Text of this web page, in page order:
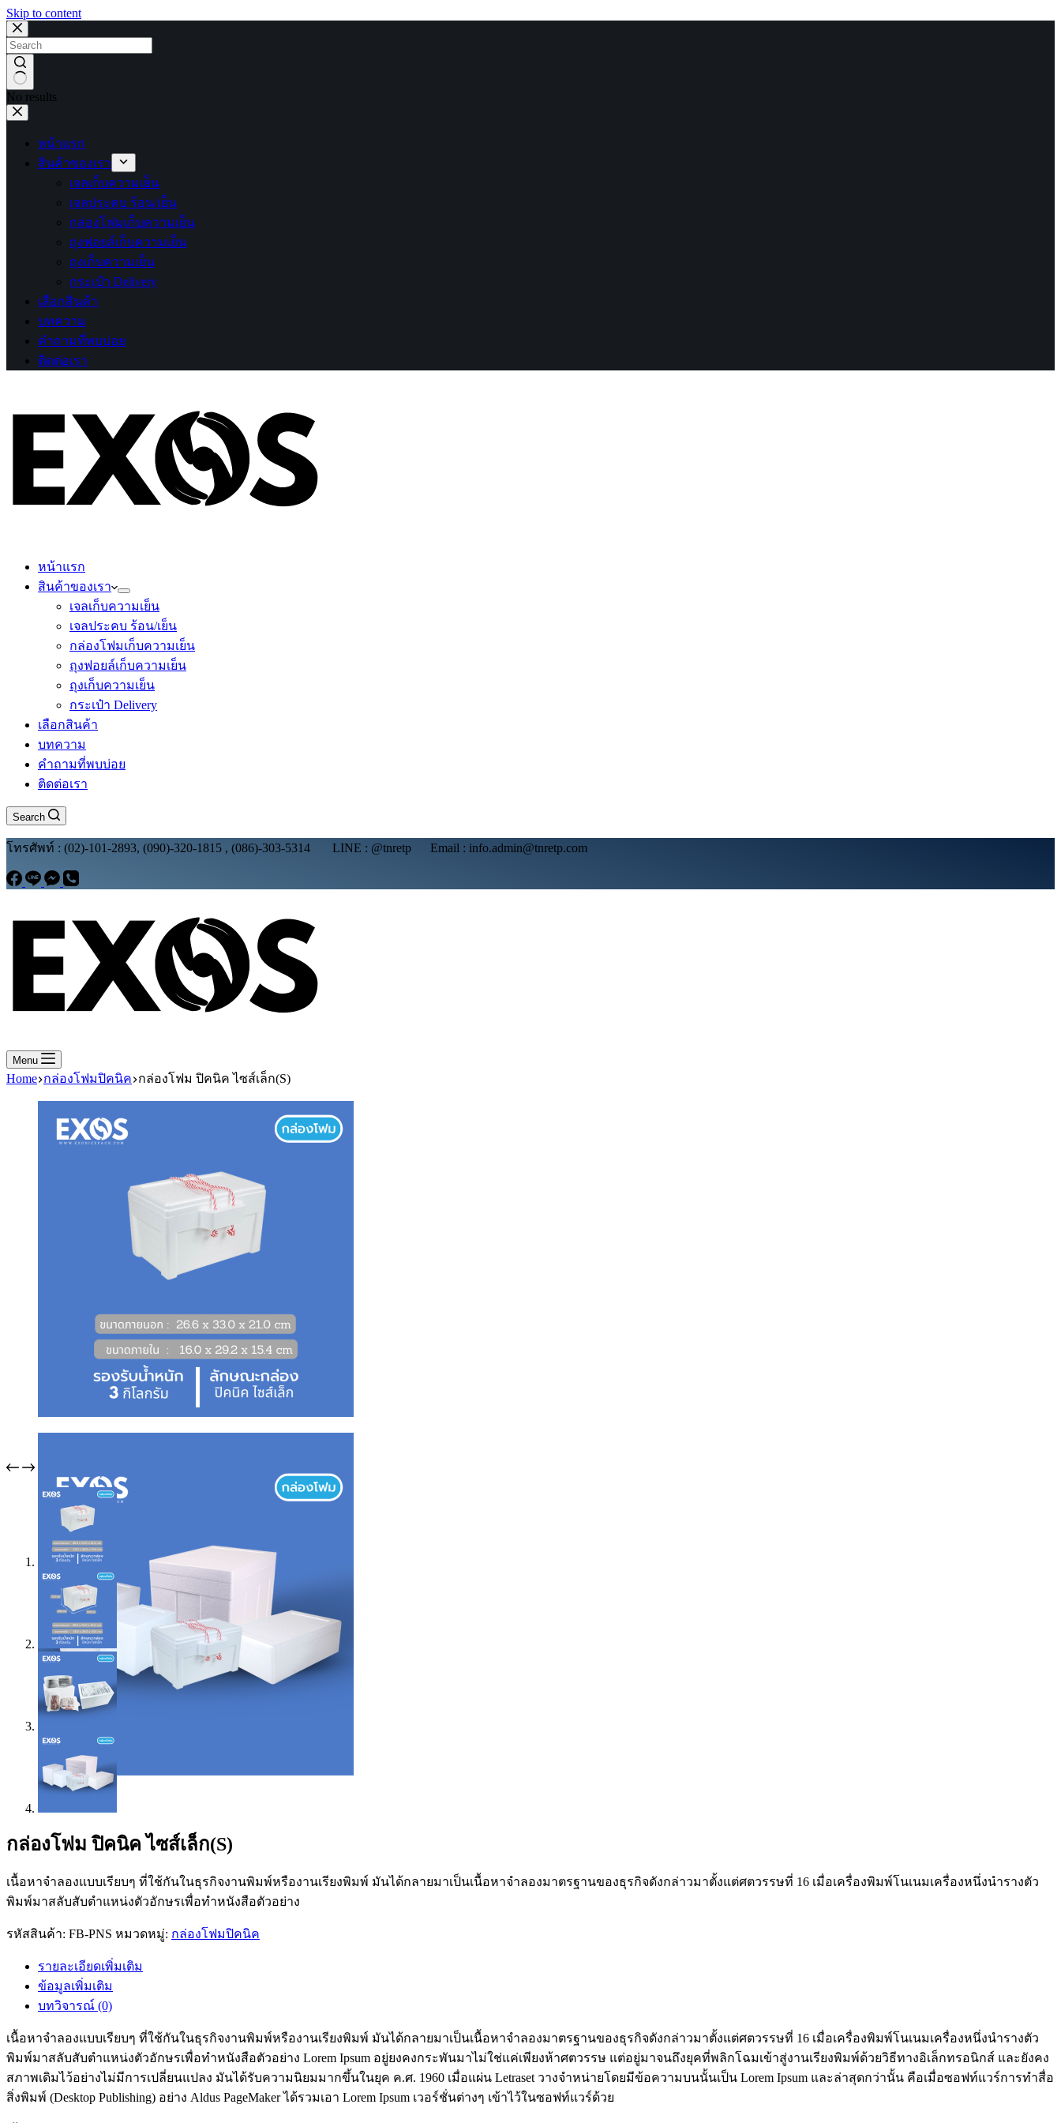
Skip to content
No results
หน้าแรก
สินค้าของเรา
เจลเก็บความเย็น
เจลประคบ ร้อน/เย็น
กล่องโฟมเก็บความเย็น
ถุงฟอยล์เก็บความเย็น
ถุงเก็บความเย็น
กระเป๋า Delivery
เลือกสินค้า
บทความ
คำถามที่พบบ่อย
ติดต่อเรา
หน้าแรก
สินค้าของเรา
เจลเก็บความเย็น
เจลประคบ ร้อน/เย็น
กล่องโฟมเก็บความเย็น
ถุงฟอยล์เก็บความเย็น
ถุงเก็บความเย็น
กระเป๋า Delivery
เลือกสินค้า
บทความ
คำถามที่พบบ่อย
ติดต่อเรา
Search
โทรศัพท์ : (02)-101-2893, (090)-320-1815 , (086)-303-5314 LINE : @tnretp Email : info.admin@tnretp.com
Menu
Home กล่องโฟมปิคนิค กล่องโฟม ปิคนิค ไซส์เล็ก(S)
กล่องโฟม ปิคนิค ไซส์เล็ก(S)
เนื้อหาจำลองแบบเรียบๆ ที่ใช้กันในธุรกิจงานพิมพ์หรืองานเรียงพิมพ์ มันได้กลายมาเป็นเนื้อหาจำลองมาตรฐานของธุรกิจดังกล่าวมาตั้งแต่ศตวรรษที่ 16 เมื่อเครื่องพิมพ์โนเนมเครื่องหนึ่งนำรางตัว
พิมพ์มาสลับสับตำแหน่งตัวอักษรเพื่อทำหนังสือตัวอย่าง
รหัสสินค้า: FB-PNS หมวดหมู่: กล่องโฟมปิคนิค
รายละเอียดเพิ่มเติม
ข้อมูลเพิ่มเติม
บทวิจารณ์ (0)
เนื้อหาจำลองแบบเรียบๆ ที่ใช้กันในธุรกิจงานพิมพ์หรืองานเรียงพิมพ์ มันได้กลายมาเป็นเนื้อหาจำลองมาตรฐานของธุรกิจดังกล่าวมาตั้งแต่ศตวรรษที่ 16 เมื่อเครื่องพิมพ์โนเนมเครื่องหนึ่งนำรางตัว
พิมพ์มาสลับสับตำแหน่งตัวอักษรเพื่อทำหนังสือตัวอย่าง Lorem Ipsum อยู่ยงคงกระพันมาไม่ใช่แค่เพียงห้าศตวรรษ แต่อยู่มาจนถึงยุคที่พลิกโฉมเข้าสู่งานเรียงพิมพ์ด้วยวิธีทางอิเล็กทรอนิกส์ และยังคง
สภาพเดิมไว้อย่างไม่มีการเปลี่ยนแปลง มันได้รับความนิยมมากขึ้นในยุค ค.ศ. 1960 เมื่อแผ่น Letraset วางจำหน่ายโดยมีข้อความบนนั้นเป็น Lorem Ipsum และล่าสุดกว่านั้น คือเมื่อซอฟท์แวร์การทำสื่อ
สิ่งพิมพ์ (Desktop Publishing) อย่าง Aldus PageMaker ได้รวมเอา Lorem Ipsum เวอร์ชั่นต่างๆ เข้าไว้ในซอฟท์แวร์ด้วย